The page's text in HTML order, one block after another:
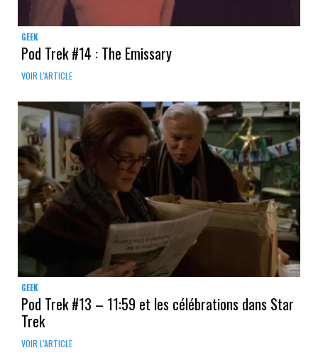
GEEK
Pod Trek #14 : The Emissary
VOIR L'ARTICLE
GEEK
Pod Trek #13 – 11:59 et les célébrations dans Star
Trek
VOIR L'ARTICLE